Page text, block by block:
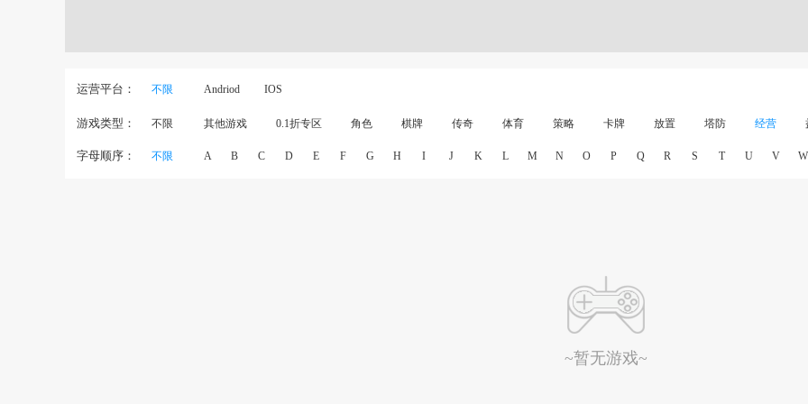
运营平台： 不限 Andriod IOS
游戏类型： 不限 其他游戏 0.1折专区 角色 棋牌 传奇 体育 策略 卡牌 放置 塔防 经营
字母顺序： 不限 A B C D E F G H I J K L M N O P Q R S T U V W
~暂无游戏~